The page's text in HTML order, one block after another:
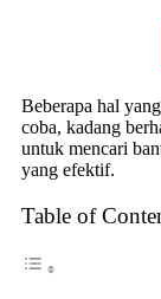
Beberapa hal
coba, kadang
untuk mencari
yang efektif.
Table of